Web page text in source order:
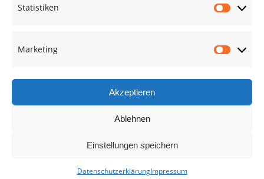
Statistiken
Marketing
Akzeptieren
Ablehnen
Einstellungen speichern
DatenschutzerklärungImpressum
Mitglied werden
Kreisverband Meißen